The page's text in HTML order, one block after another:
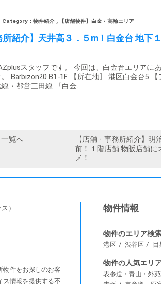
Category：物件紹介 , 【店舗物件】白金・高輪エリア
所紹介】天井高３．５m！白金台 地下
スタッフです。 今回は、白金台エリアに
Barbizon20 B1-1F 【所在地】 港区白金台5
・都営三田線 「白金…
一覧へ
【店舗・事務所紹介】明
前！１階店舗 物販店舗に
メ！
）
物件をお探しのお客
ス情報を提供する不
物件情報
物件のエリア検
港区 渋谷区 目
物件の人気エリ
表参道・青山・外